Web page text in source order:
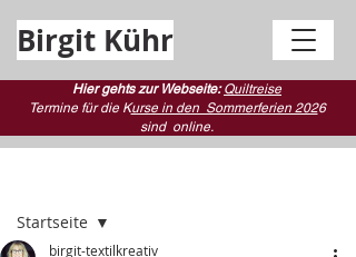
Birgit Kühr
Hier gehts zur Webseite:Quiltreise
Termine für die Kurse in den Sommerferien 2026
sind online.
Startseite
birgit-textilkreativ